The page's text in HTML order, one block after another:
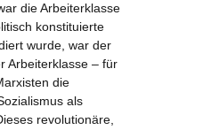
die Arbeiterklasse
konstituierte
wurde, war der
Arbeiterklasse – für
die
als
revolutionäre,